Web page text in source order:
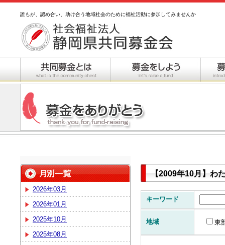
誰もが、認め合い、助け合う地域社会のために福祉活動に参加してみませんか
2026年03月
2026年01月
2025年10月
2025年08月
【2009年10月】わ
キーワード
地域 東